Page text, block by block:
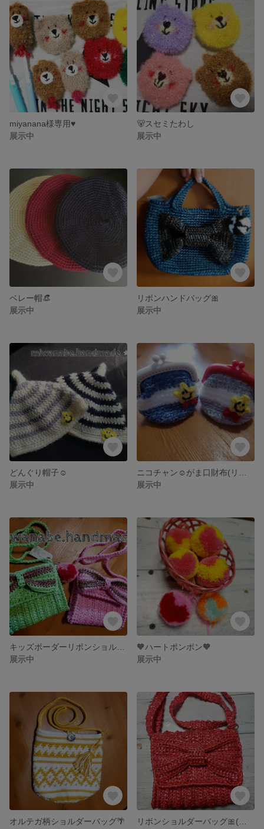
miyanana様専用♥️
展示中
🐻スセミたわし
展示中
ベレー帽👒
展示中
リボンハンドバッグ🎀
展示中
どんぐり帽子☺️
展示中
展示中
展示中
🧡ハートポンポン🧡
展示中
オルテガ柄ショルダーバッグ🌴